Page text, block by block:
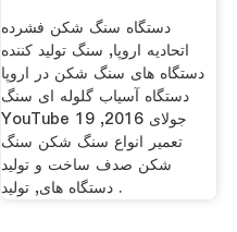
دستگاه سنگ شکن فشرده
اتحادیه اروپا, سنگ تولید کننده
دستگاه های سنگ شکن در اروپا
دستگاه آسیاب گلوله ای سنگ
YouTube 19 جولای 2016,
تعمیر انواع سنگ شکن سنگ
شکن صدف ساخت و تولید
دستگاه های, تولید .